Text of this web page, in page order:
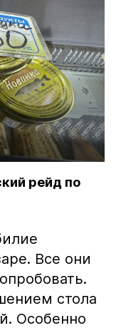
рейд по
Все они
стола
Особенно